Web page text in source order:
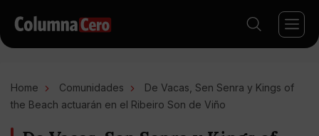
Home Comunidades
De Vacas, Sen Senra y Kings of
the Beach actuarán en el Ribeiro Son de Viño